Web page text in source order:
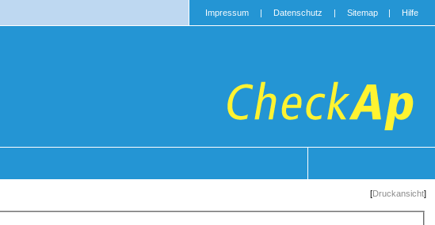
Impressum | Datenschutz | Sitemap | Hilfe
[Druckansicht]